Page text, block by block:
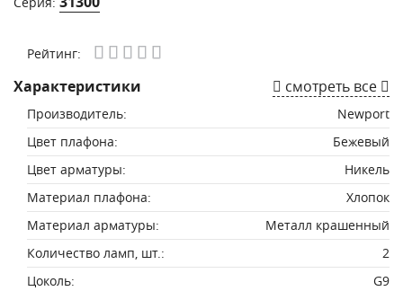
Рейтинг:
Характеристики смотреть все
Производитель:
Newport
Цвет плафона:
Бежевый
Цвет арматуры:
Никель
Материал плафона:
Хлопок
Материал арматуры:
Металл крашенный
Количество ламп, шт.:
2
Цоколь:
G9